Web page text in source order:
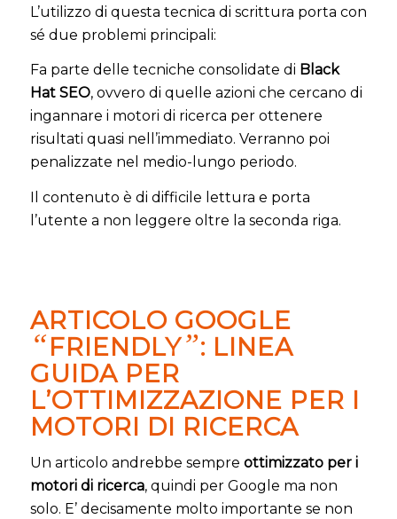
L’utilizzo di questa tecnica di scrittura porta con
sé due problemi principali:
Fa parte delle tecniche consolidate di Black
Hat SEO, ovvero di quelle azioni che cercano di
ingannare i motori di ricerca per ottenere
risultati quasi nell’immediato. Verranno poi
penalizzate nel medio-lungo periodo.
Il contenuto è di difficile lettura e porta
l’utente a non leggere oltre la seconda riga.
ARTICOLO GOOGLE
“FRIENDLY”: LINEA
GUIDA PER
L’OTTIMIZZAZIONE PER I
MOTORI DI RICERCA
Un articolo andrebbe sempre ottimizzato per i
motori di ricerca, quindi per Google ma non
solo. E’ decisamente molto importante se non